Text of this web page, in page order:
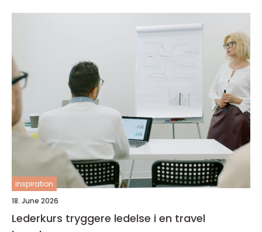
inspiration
18. June 2026
Lederkurs tryggere ledelse i en travel